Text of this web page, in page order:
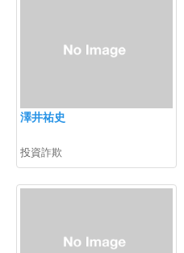
澤井祐史
投資詐欺